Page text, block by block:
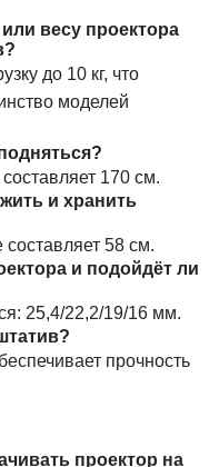
весу проектора
до 10 кг, что
моделей
170 см.
и хранить
58 см.
и подойдёт ли
25,4/22,2/19/16 мм.
прочность
проектор на